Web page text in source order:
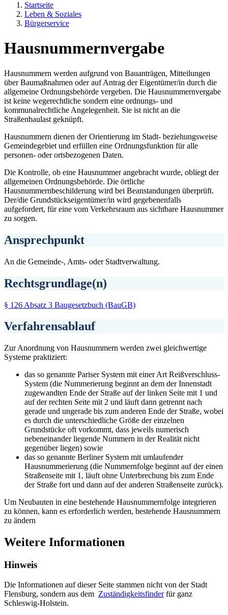
Startseite
Leben & Soziales
Bürgerservice
Hausnummernvergabe
Hausnummern werden aufgrund von Bauanträgen, Mitteilungen
über Baumaßnahmen oder auf Antrag der Eigentümer/in durch die
allgemeine Ordnungsbehörde vergeben. Die Hausnummernvergabe
ist keine wegerechtliche sondern eine ordnungs- und
kommunalrechtliche Angelegenheit. Sie ist nicht an die
Straßenbaulast geknüpft.
Hausnummern dienen der Orientierung im Stadt- beziehungsweise
Gemeindegebiet und erfüllen eine Ordnungsfunktion für alle
personen- oder ortsbezogenen Daten.
Die Kontrolle, ob eine Hausnummer angebracht wurde, obliegt der
allgemeinen Ordnungsbehörde. Die örtliche
Hausnummernbeschilderung wird bei Beanstandungen überprüft.
Der/die Grundstückseigentümer/in wird gegebenenfalls
aufgefordert, für eine vom Verkehrsraum aus sichtbare Hausnummer
zu sorgen.
Ansprechpunkt
An die Gemeinde-, Amts- oder Stadtverwaltung.
Rechtsgrundlage(n)
§ 126 Absatz 3 Baugesetzbuch (BauGB)
Verfahrensablauf
Zur Anordnung von Hausnummern werden zwei gleichwertige
Systeme praktiziert:
das so genannte Pariser System mit einer Art Reißverschluss-
System (die Nummerierung beginnt an dem der Innenstadt
zugewandten Ende der Straße auf der linken Seite mit 1 und
auf der rechten Seite mit 2 und läuft dann getrennt nach
gerade und ungerade bis zum anderen Ende der Straße, wobei
es durch die unterschiedliche Größe der einzelnen
Grundstücke oft vorkommt, dass jeweils numerisch
nebeneinander liegende Nummern in der Realität nicht
gegenüber liegen) sowie
das so genannte Berliner System mit umlaufender
Hausnummerierung (die Nummernfolge beginnt auf der einen
Straßenseite mit 1, läuft ohne Unterbrechung bis zum Ende
der Straße fort und dann auf der anderen Straßenseite zurück).
Um Neubauten in eine bestehende Hausnummernfolge integrieren
zu können, kann es erforderlich werden, bestehende Hausnummern
zu ändern
Weitere Informationen
Hinweis
Die Informationen auf dieser Seite stammen nicht von der Stadt
Flensburg, sondern aus dem Zuständigkeitsfinderfür ganz
Schleswig-Holstein.